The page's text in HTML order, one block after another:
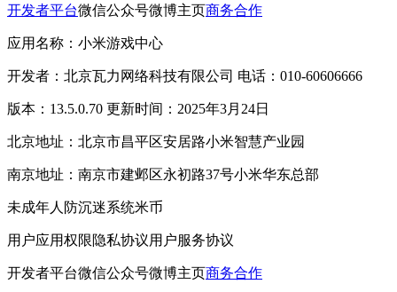
开发者平台微信公众号微博主页商务合作
应用名称：小米游戏中心
开发者：北京瓦力网络科技有限公司 电话：010-60606666
版本：13.5.0.70 更新时间：2025年3月24日
北京地址：北京市昌平区安居路小米智慧产业园
南京地址：南京市建邺区永初路37号小米华东总部
未成年人防沉迷系统米币
用户应用权限隐私协议用户服务协议
开发者平台微信公众号微博主页商务合作